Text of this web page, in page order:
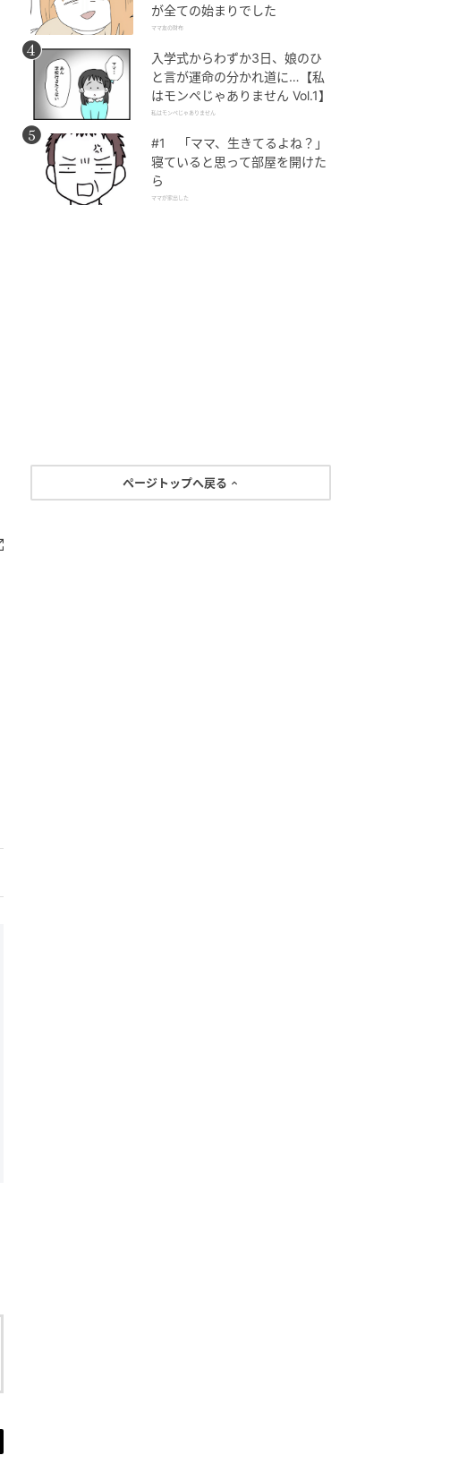
が全ての始まりでした
ママ友の財布
入学式からわずか3日、娘のひ
と言が運命の分かれ道に…【私
はモンペじゃありません Vol.1】
私はモンペじゃありません
#1 「ママ、生きてるよね？」
寝ていると思って部屋を開けた
ら
ママが家出した
ページトップへ戻る